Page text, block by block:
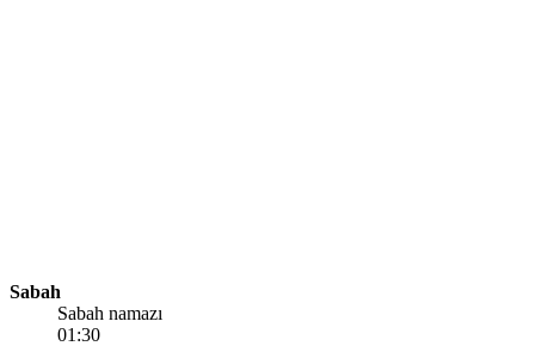
Sabah
Sabah namazı
01:30